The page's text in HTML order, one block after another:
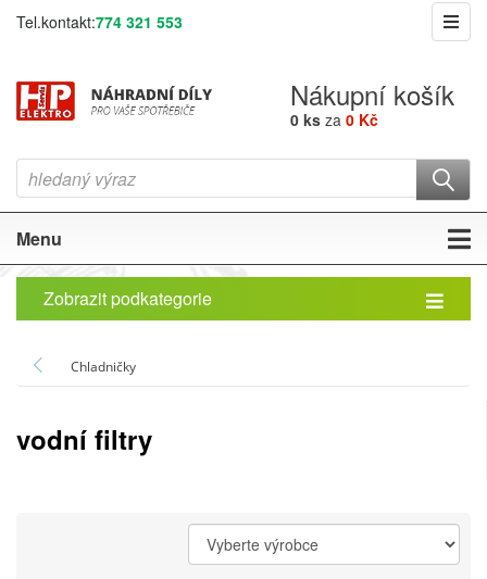
Tel.kontakt:774 321 553
Nákupní košík
0 ks za 0 Kč
Menu
Zobrazit podkategorie
Chladničky
vodní filtry